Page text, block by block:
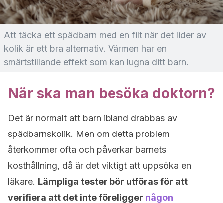
Att täcka ett spädbarn med en filt när det lider av
kolik är ett bra alternativ. Värmen har en
smärtstillande effekt som kan lugna ditt barn.
När ska man besöka doktorn?
Det är normalt att barn ibland drabbas av
spädbarnskolik. Men om detta problem
återkommer ofta och påverkar barnets
kosthållning, då är det viktigt att uppsöka en
läkare. Lämpliga tester bör utföras för att
verifiera att det inte föreligger någon